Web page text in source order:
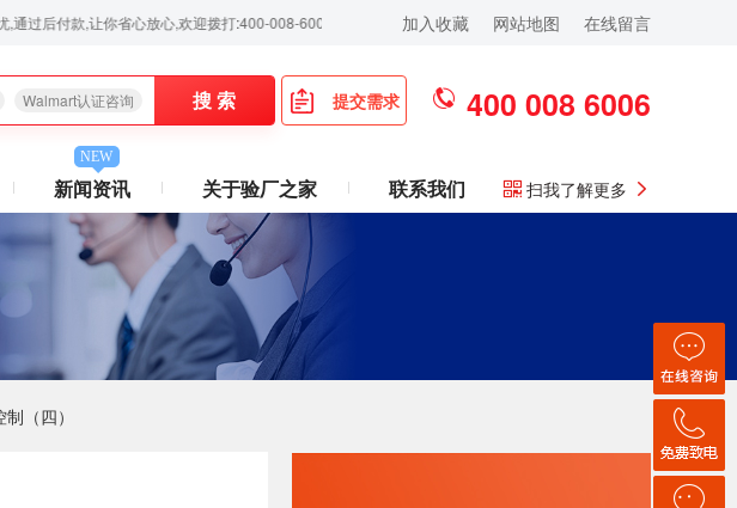
,让你省心放心,欢迎拨打:400-008-6006！ 加入收藏 网站地图 在线留言
Walmart认证咨询 搜 索 提交需求 400 008 6006
NEW
新闻资讯 关于验厂之家 联系我们 扫我了解更多
（四）